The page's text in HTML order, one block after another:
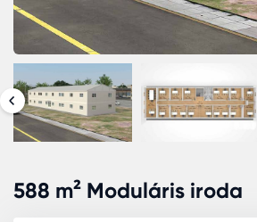
588 m² Moduláris iroda